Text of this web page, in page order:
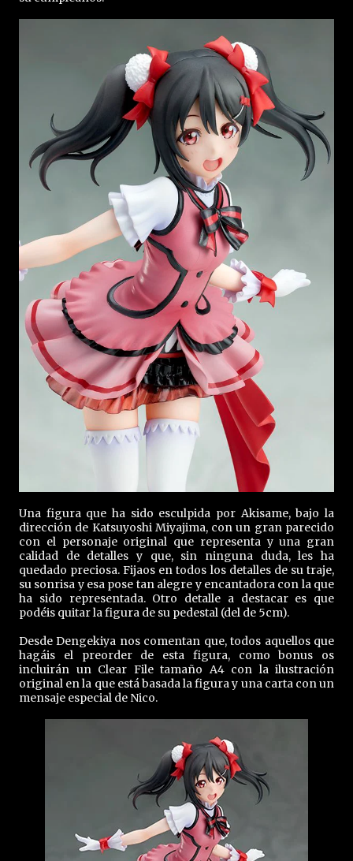
Una figura que ha sido esculpida por Akisame, bajo la
dirección de Katsuyoshi Miyajima, con un gran parecido
con el personaje original que representa y una gran
calidad de detalles y que, sin ninguna duda, les ha
quedado preciosa. Fijaos en todos los detalles de su traje,
su sonrisa y esa pose tan alegre y encantadora con la que
ha sido representada. Otro detalle a destacar es que
podéis quitar la figura de su pedestal (del de 5cm).
Desde Dengekiya nos comentan que, todos aquellos que
hagáis el preorder de esta figura, como bonus os
incluirán un Clear File tamaño A4 con la ilustración
original en la que está basada la figura y una carta con un
mensaje especial de Nico.